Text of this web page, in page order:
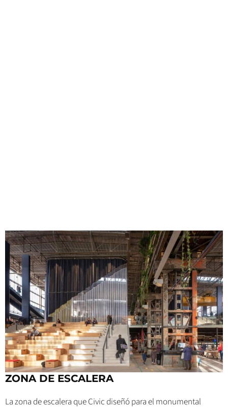
ZONA DE ESCALERA
La zona de escalera que Civic diseñó para el monumental